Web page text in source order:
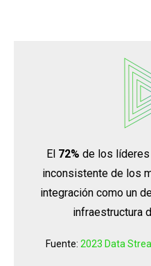
El 72% de los líderes
inconsistente de los
integración como un
infraestructura
Fuente: 2023 Data